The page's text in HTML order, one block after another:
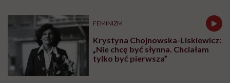
FEMINIZM
Krystyna Chojnowska-Liskiewicz:
„Nie chcę być słynna. Chciałam
tylko być pierwsza”